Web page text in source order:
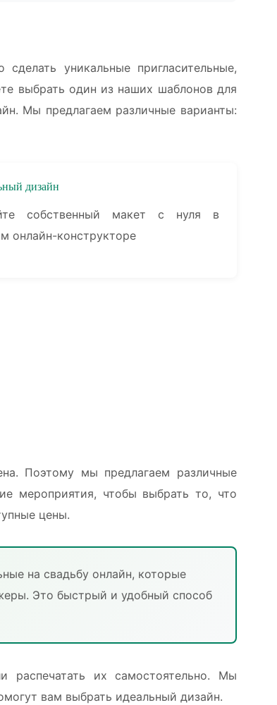
уникальные пригласительные,
выбрать один из наших шаблонов для
Мы предлагаем различные варианты:
дизайн
собственный макет с нуля в
онлайн-конструкторе
Поэтому мы предлагаем различные
мероприятия, чтобы выбрать то, что
цены.
на свадьбу онлайн, которые
Это быстрый и удобный способ
распечатать их самостоятельно. Мы
вам выбрать идеальный дизайн.